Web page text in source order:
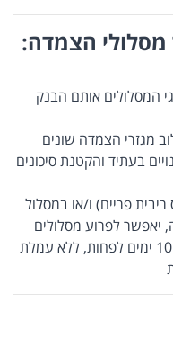
הצמדה:
המסלולים אותם הבנק
מגזרי הצמדה שונים
בעתיד והקטנת סיכונים
פריים) ו/או במסלול
יאפשר לפרוע מסלולים
אלה בכל עת, בהודעה מוקדמת של 10 ימים לפחות, ללא עמלת